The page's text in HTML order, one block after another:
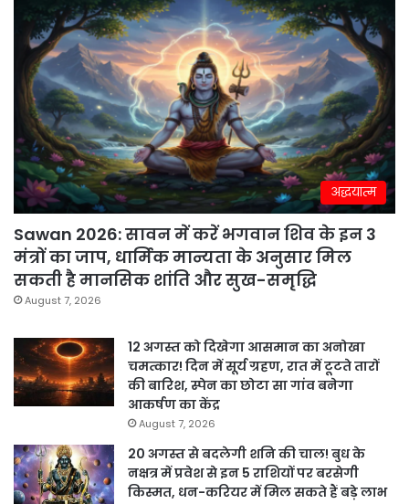
अद्धयात्म
Sawan 2026: सावन में करें भगवान शिव के इन 3
मंत्रों का जाप, धार्मिक मान्यता के अनुसार मिल
सकती है मानसिक शांति और सुख-समृद्धि
August 7, 2026
12 अगस्त को दिखेगा आसमान का अनोखा
चमत्कार! दिन में सूर्य ग्रहण, रात में टूटते तारों
की बारिश, स्पेन का छोटा सा गांव बनेगा
आकर्षण का केंद्र
August 7, 2026
20 अगस्त से बदलेगी शनि की चाल! बुध के
नक्षत्र में प्रवेश से इन 5 राशियों पर बरसेगी
किस्मत, धन-करियर में मिल सकते हैं बड़े लाभ